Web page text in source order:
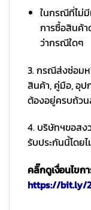
ในกรณีที่ไม่
การซื้อสินค้า
ว่ากรณีใดๆ
3. กรณีส่งซ่อม
สินค้า, คู่มือ, อุ
ต้องอยู่ครบถ้ว
4. บริษัทฯขอสง
รับประกันนี้โดย
คลิ๊กดูเงื่อนไขก
https://bit.ly/